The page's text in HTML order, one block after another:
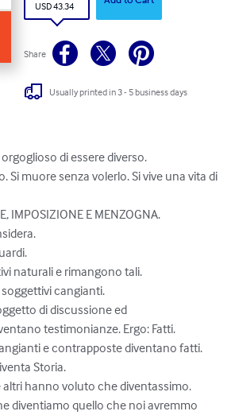
USD 43.34
Share
Usually printed in 3 - 5 business days
di essere diverso.
Si muore senza volerlo. Si vive una vita di
IMPOSIZIONE E MENZOGNA.
naturali e rimangono tali.
cangianti.
di discussione ed
testimonianze. Ergo: Fatti.
e contrapposte diventano fatti.
Storia.
hanno voluto che diventassimo.
diventiamo quello che noi avremmo